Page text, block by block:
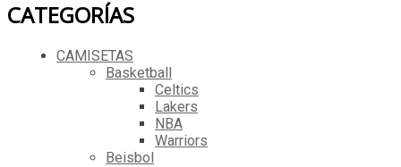
CATEGORÍAS
CAMISETAS
Basketball
Celtics
Lakers
NBA
Warriors
Beisbol